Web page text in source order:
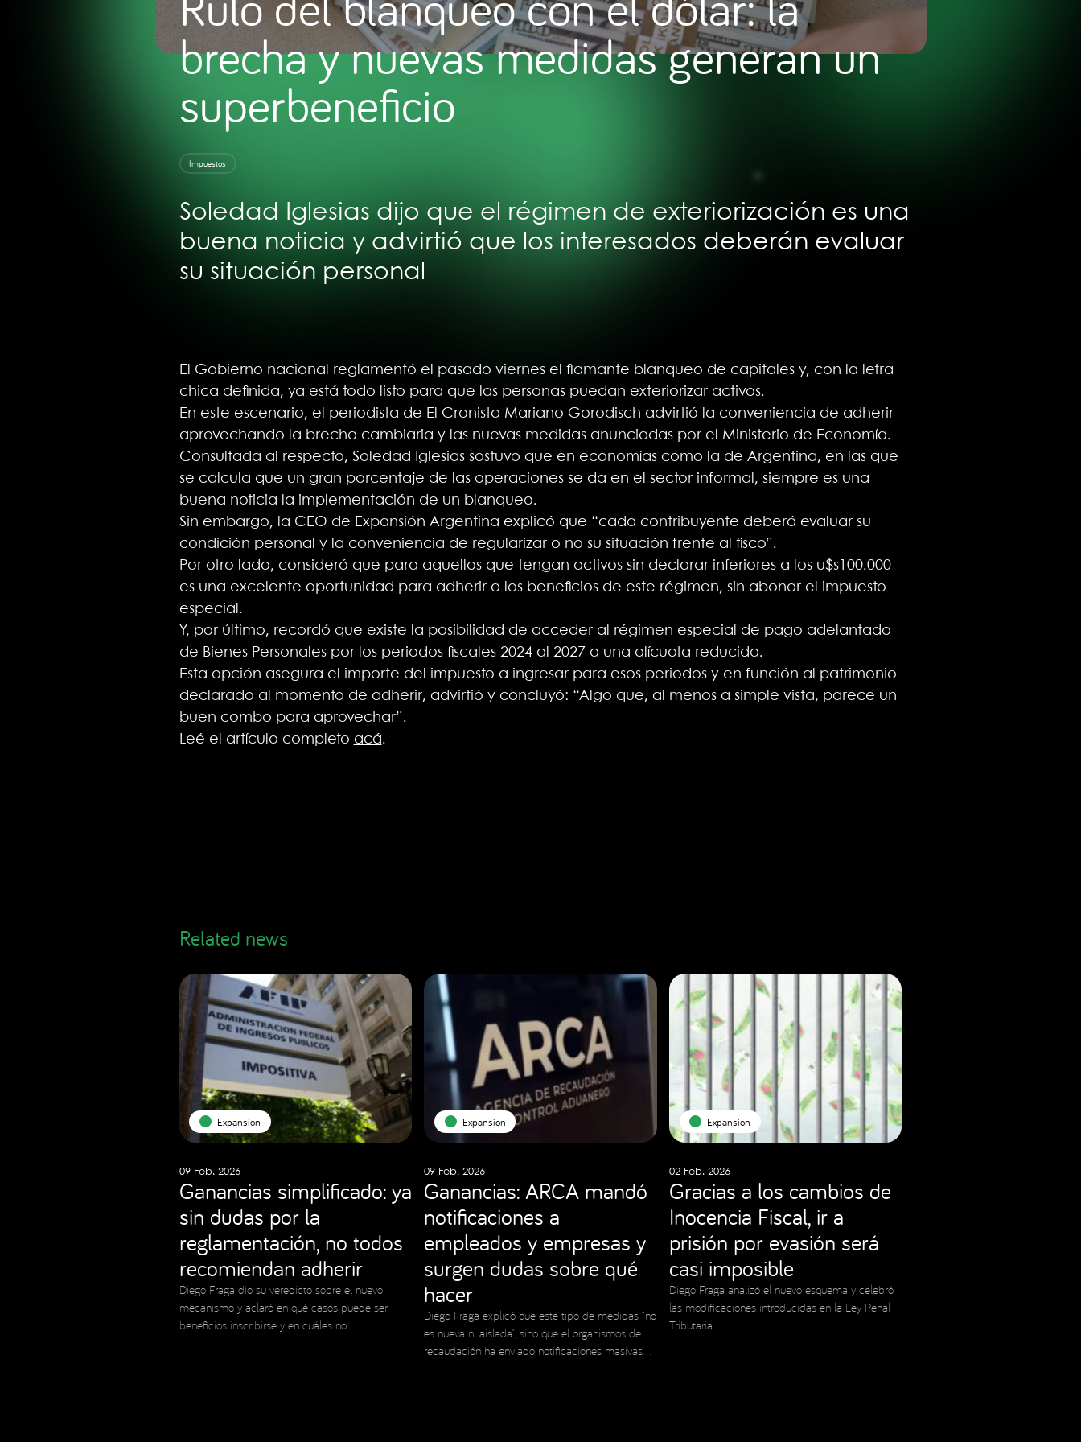
brecha y nuevas medidas generan un
superbeneficio
Impuestos
Soledad Iglesias dijo que el régimen de exteriorización es una
buena noticia y advirtió que los interesados deberán evaluar
su situación personal
El Gobierno nacional reglamentó el pasado viernes el flamante blanqueo de capitales y, con la letra
chica definida, ya está todo listo para que las personas puedan exteriorizar activos.
En este escenario, el periodista de El Cronista Mariano Gorodisch advirtió la conveniencia de adherir
aprovechando la brecha cambiaria y las nuevas medidas anunciadas por el Ministerio de Economía.
Consultada al respecto, Soledad Iglesias sostuvo que en economías como la de Argentina, en las que
se calcula que un gran porcentaje de las operaciones se da en el sector informal, siempre es una
buena noticia la implementación de un blanqueo.
Sin embargo, la CEO de Expansión Argentina explicó que “cada contribuyente deberá evaluar su
condición personal y la conveniencia de regularizar o no su situación frente al fisco”.
Por otro lado, consideró que para aquellos que tengan activos sin declarar inferiores a los u$s100.000
es una excelente oportunidad para adherir a los beneficios de este régimen, sin abonar el impuesto
especial.
Y, por último, recordó que existe la posibilidad de acceder al régimen especial de pago adelantado
de Bienes Personales por los periodos fiscales 2024 al 2027 a una alícuota reducida.
Esta opción asegura el importe del impuesto a ingresar para esos periodos y en función al patrimonio
declarado al momento de adherir, advirtió y concluyó: “Algo que, al menos a simple vista, parece un
buen combo para aprovechar”.
Leé el artículo completo acá.
Related news
Expansion
09 Feb. 2026
Ganancias simplificado: ya
sin dudas por la
reglamentación, no todos
recomiendan adherir
Diego Fraga dio su veredicto sobre el nuevo
mecanismo y aclaró en qué casos puede ser
beneficios inscribirse y en cuáles no
Expansion
09 Feb. 2026
Ganancias: ARCA mandó
notificaciones a
empleados y empresas y
surgen dudas sobre qué
hacer
Diego Fraga explicó que este tipo de medidas “no
es nueva ni aislada”, sino que el organismos de
recaudación ha enviado notificaciones masivas
Expansion
02 Feb. 2026
Gracias a los cambios de
Inocencia Fiscal, ir a
prisión por evasión será
casi imposible
Diego Fraga analizó el nuevo esquema y celebró
las modificaciones introducidas en la Ley Penal
Tributaria